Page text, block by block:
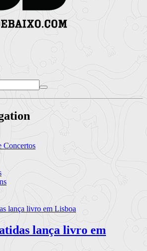
Concertos
lança livro em